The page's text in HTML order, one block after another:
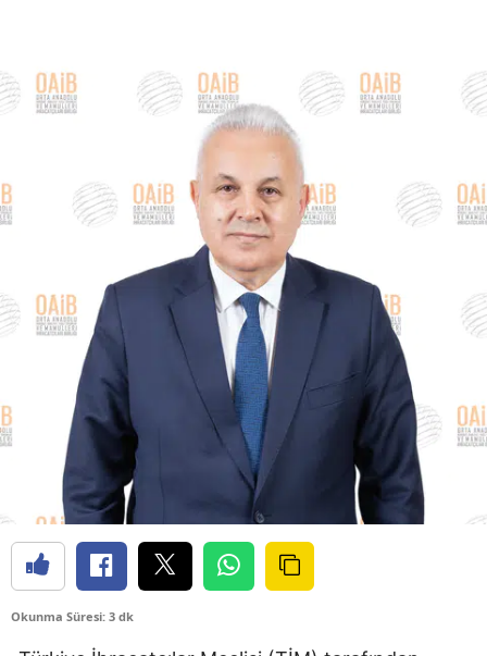
Okunma Süresi: 3 dk